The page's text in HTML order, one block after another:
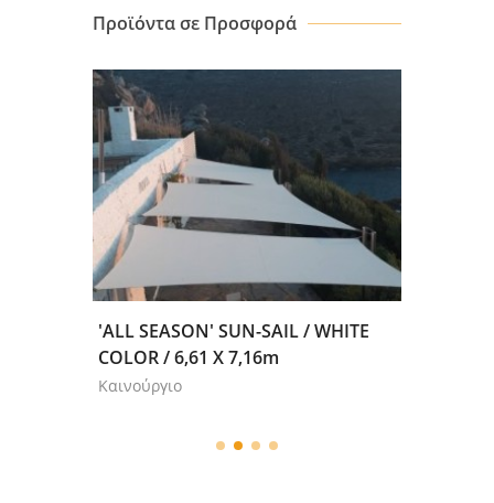
Προϊόντα σε Προσφορά
'ALL SEASON' SUN-SAIL / WHITE
COLOR / 6,61 X 7,16m
Καινούργιο